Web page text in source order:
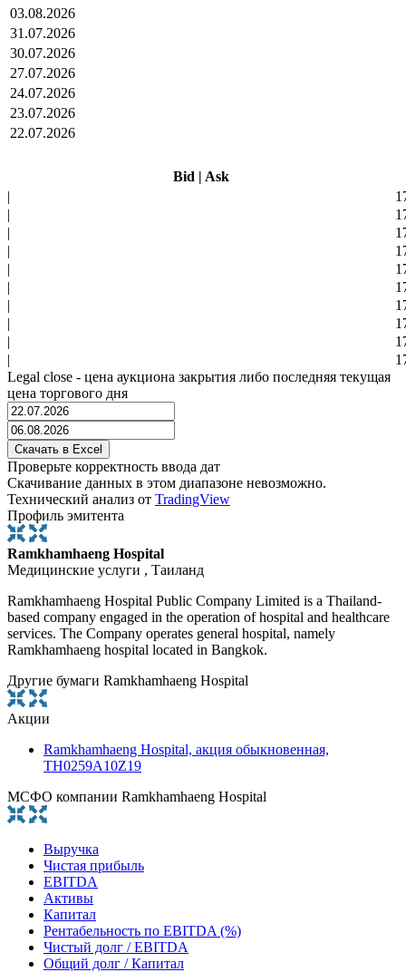
03.08.2026
31.07.2026
30.07.2026
27.07.2026
24.07.2026
23.07.2026
22.07.2026
Bid | Ask
|
|
|
|
|
|
|
|
|
|
Legal close - цена аукциона закрытия либо последняя текущая
цена торгового дня
Проверьте корректность ввода дат
Скачивание данных в этом диапазоне невозможно.
Технический анализ от TradingView
Профиль эмитента
Ramkhamhaeng Hospital
Медицинские услуги , Таиланд
Ramkhamhaeng Hospital Public Company Limited is a Thailand-
based company engaged in the operation of hospital and healthcare
services. The Company operates general hospital, namely
Ramkhamhaeng hospital located in Bangkok.
Другие бумаги Ramkhamhaeng Hospital
Акции
Ramkhamhaeng Hospital, акция обыкновенная,
TH0259A10Z19
МСФО компании Ramkhamhaeng Hospital
Выручка
Чистая прибыль
EBITDA
Активы
Капитал
Рентабельность по EBITDA (%)
Чистый долг / EBITDA
Общий долг / Капитал